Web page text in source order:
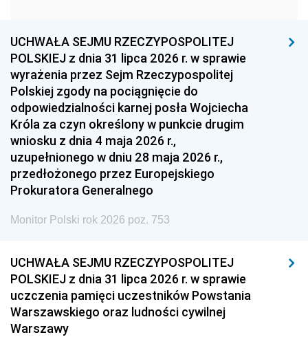
1954 1953 1952
1951 1950 1949
1948 1947
1939 1938 1937
1936 1930
UCHWAŁA SEJMU RZECZYPOSPOLITEJ
POLSKIEJ z dnia 31 lipca 2026 r. w sprawie
wyrażenia przez Sejm Rzeczypospolitej
Polskiej zgody na pociągnięcie do
odpowiedzialności karnej posła Wojciecha
Króla za czyn określony w punkcie drugim
wniosku z dnia 4 maja 2026 r.,
uzupełnionego w dniu 28 maja 2026 r.,
przedłożonego przez Europejskiego
Prokuratora Generalnego
Monitor Polski rok 2026 poz. 753
UCHWAŁA SEJMU RZECZYPOSPOLITEJ
POLSKIEJ z dnia 31 lipca 2026 r. w sprawie
uczczenia pamięci uczestników Powstania
Warszawskiego oraz ludności cywilnej
Warszawy